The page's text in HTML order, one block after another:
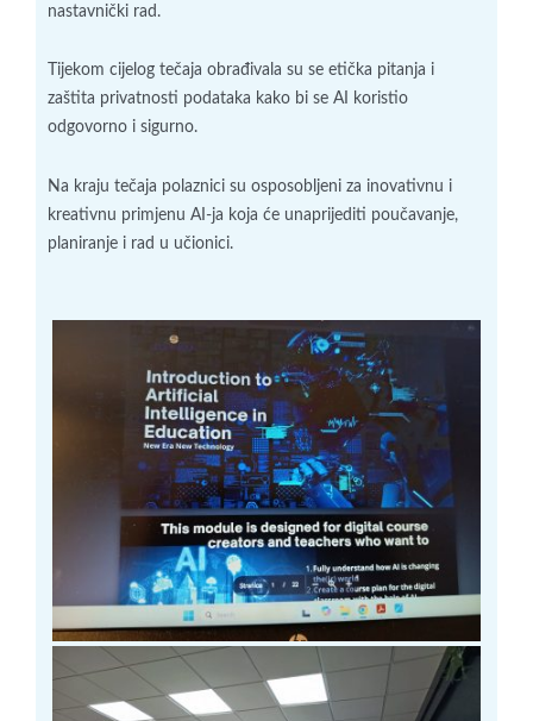
nastavnički rad.
Tijekom cijelog tečaja obrađivala su se etička pitanja i
zaštita privatnosti podataka kako bi se AI koristio
odgovorno i sigurno.
Na kraju tečaja polaznici su osposobljeni za inovativnu i
kreativnu primjenu AI-ja koja će unaprijediti poučavanje,
planiranje i rad u učionici.